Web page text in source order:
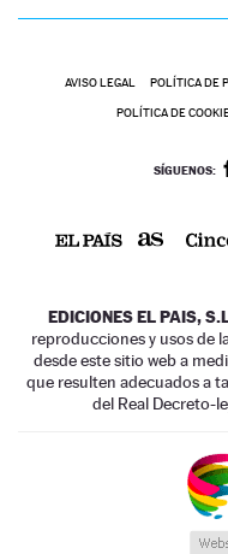
AVISO LEGAL POLÍTICA DE
POLÍTICA DE
SÍGUENOS:
EDICIONES EL PAIS,
reproducciones y usos de
desde este sitio web a
que resulten adecuados a
del Real Decreto-